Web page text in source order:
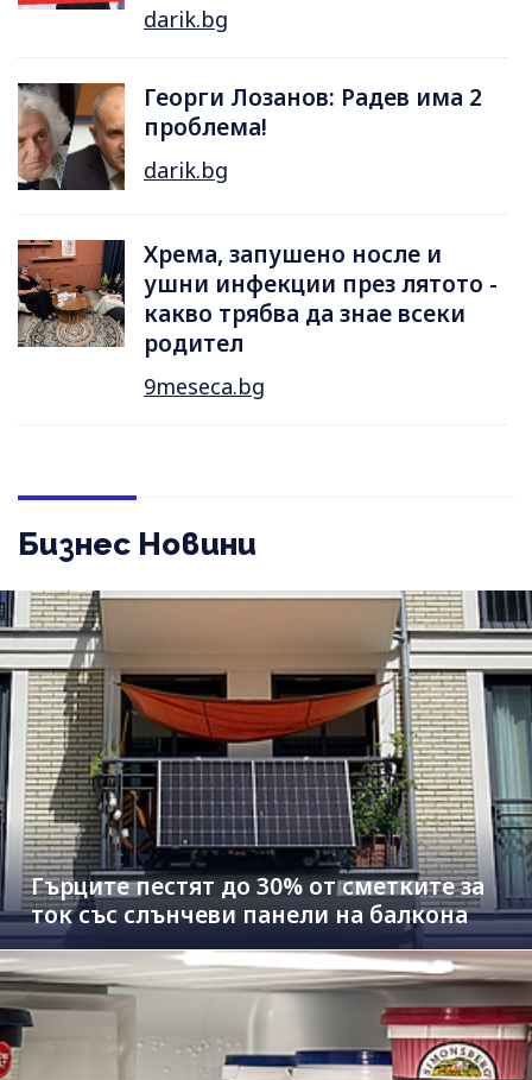
darik.bg
Георги Лозанов: Радев има 2
проблема!
darik.bg
Хрема, запушено носле и
ушни инфекции през лятотo -
какво трябва да знае всеки
родител
9meseca.bg
Бизнес Новини
Гърците пестят до 30% от сметките за
ток със слънчеви панели на балкона